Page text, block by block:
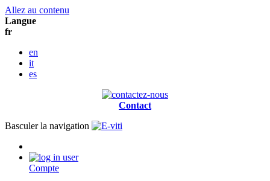
Allez au contenu
Langue
fr
en
it
es
Contact
Basculer la navigation
Compte